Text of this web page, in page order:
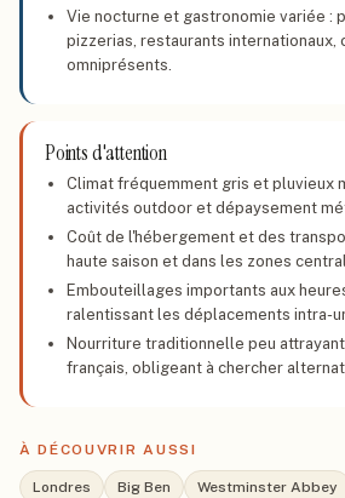
Vie nocturne et gastronomie variée :
pizzerias, restaurants internationaux,
omniprésents.
Points d'attention
Climat fréquemment gris et pluvieux
activités outdoor et dépaysement
Coût de l'hébergement et des
haute saison et dans les zones
Embouteillages importants aux
ralentissant les déplacements intra-
Nourriture traditionnelle peu
français, obligeant à chercher
À DÉCOUVRIR AUSSI
Londres Big Ben Westminster Abbey